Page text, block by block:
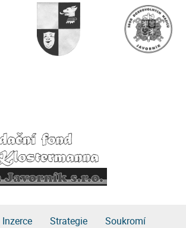
Inzerce Strategie
Soukromí